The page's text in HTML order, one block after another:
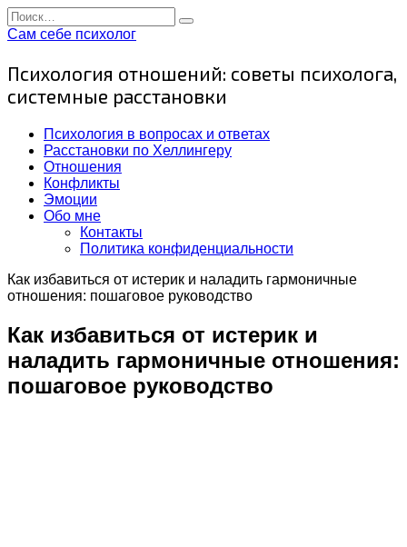
Перейти
к
Search
for:
Сам себе психолог
Психология отношений: советы психолога,
системные расстановки
Психология в вопросах и ответах
Расстановки по Хеллингеру
Отношения
Конфликты
Эмоции
Обо мне
Контакты
Политика конфиденциальности
Как избавиться от истерик и наладить гармоничные
отношения: пошаговое руководство
Как избавиться от истерик и
наладить гармоничные отношения:
пошаговое руководство